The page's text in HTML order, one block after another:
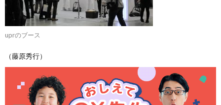
uprのブース
（藤原秀行）